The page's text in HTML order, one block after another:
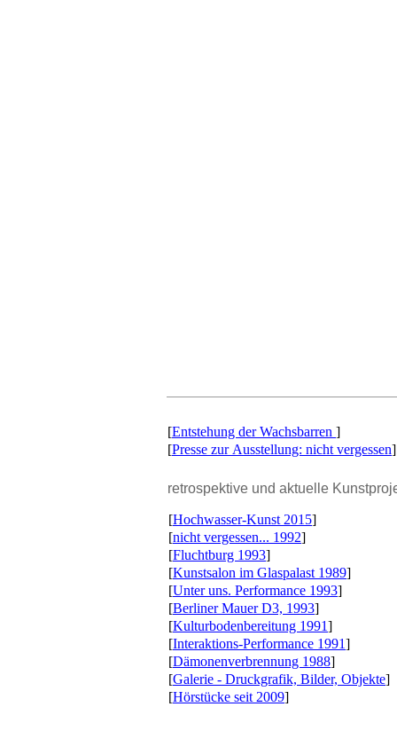
[Entstehung der Wachsbarren ]
[Presse zur Ausstellung: nicht vergessen]
retrospektive und aktuelle
[Hochwasser-Kunst 2015]
[nicht vergessen... 1992]
[Fluchtburg 1993]
[Kunstsalon im Glaspalast 1989]
[Unter uns. Performance 1993]
[Berliner Mauer D3, 1993]
[Kulturbodenbereitung 1991]
[Interaktions-Performance 1991]
[Dämonenverbrennung 1988]
[Galerie - Druckgrafik, Bilder, Objekte]
[Hörstücke seit 2009]